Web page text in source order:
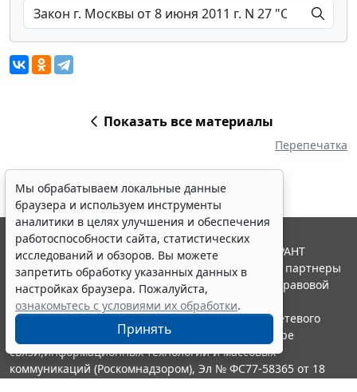
Показать все материалы
Перепечатка
Мы обрабатываем локальные данные
браузера и используем инструменты
аналитики в целях улучшения и обеспечения
работоспособности сайта, статистических
исследований и обзоров. Вы можете
запретить обработку указанных данных в
настройках браузера. Пожалуйста,
ознакомьтесь с условиями их обработки.
Принять
© ООО "НПП "ГАРАНТ-СЕРВИС", 2026. Система ГАРАНТ
выпускается с 1990 года. Компания "Гарант" и ее партнеры
являются участниками Российской ассоциации правовой
информации ГАРАНТ.
Портал ГАРАНТ.РУ зарегистрирован в качестве сетевого
издания Федеральной службой по надзору в сфере
связи,информационных технологий и массовых
коммуникаций (Роскомнадзором), Эл № ФС77-58365 от 18